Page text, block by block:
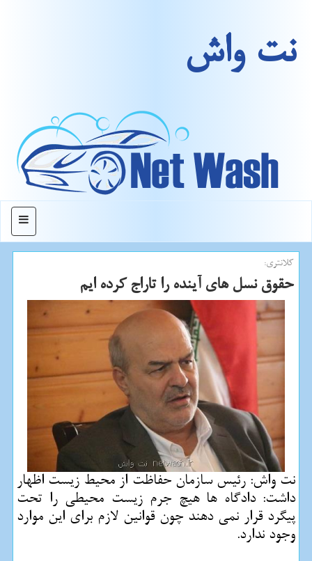
نت واش
منو
كلانتری:
حقوق نسل های آینده را تاراج كرده ایم
نت واش: رئیس سازمان حفاظت از محیط زیست اظهار
داشت: دادگاه ها هیچ جرم زیست محیطی را تحت
پیگرد قرار نمی دهند چون قوانین لازم برای این موارد
وجود ندارد.